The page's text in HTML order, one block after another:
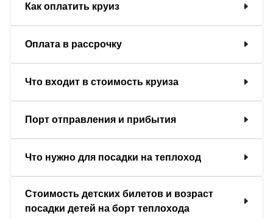
Как оплатить круиз
Оплата в рассрочку
Что входит в стоимость круиза
Порт отправления и прибытия
Что нужно для посадки на теплоход
Стоимость детских билетов и возраст
посадки детей на борт теплохода